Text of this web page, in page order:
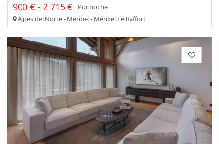
900 € - 2 715 €
Por noche
Alpes del Norte - Méribel - Méribel Le Raffort